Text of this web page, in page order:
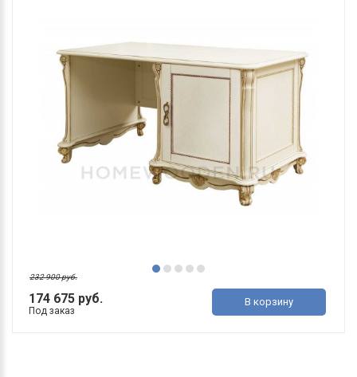
174 675 руб.
232 900 руб.
Под заказ
В корзину